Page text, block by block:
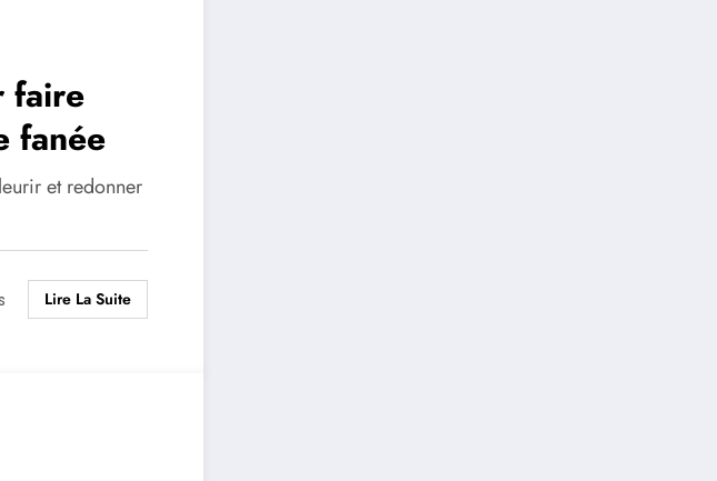
faire
fanée
et redonner
Lire La Suite